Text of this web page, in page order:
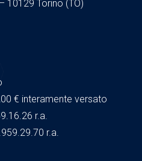
10129 Torino (TO)
€ interamente versato
r.a.
r.a.